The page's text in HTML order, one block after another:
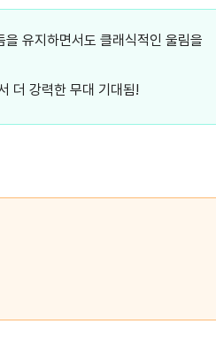
유지하면서도 클래식적인 울림을
더 강력한 무대 기대됨!